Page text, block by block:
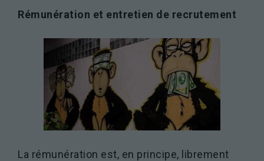
Rémunération et entretien de recrutement
La rémunération est, en principe, librement